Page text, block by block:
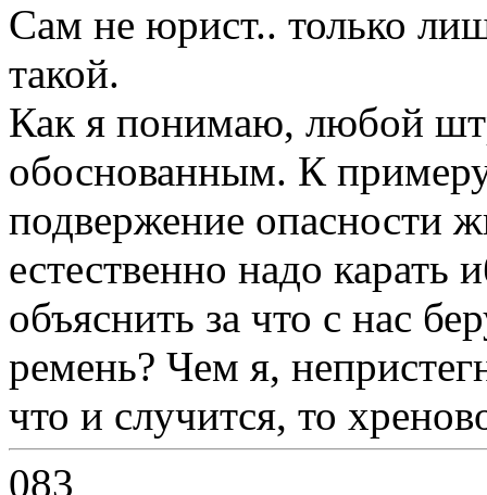
Сам не юрист.. только
такой.
Как я понимаю, любой
обоснованным. К
подвержение опасности
естественно надо
объяснить за что с нас
ремень? Чем я,
что и случится, то
083